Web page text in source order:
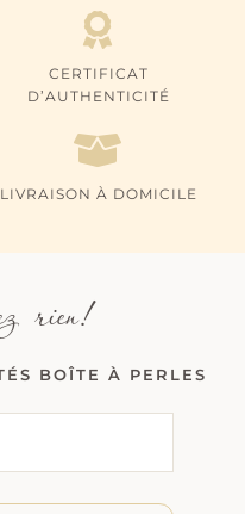
CERTIFICAT
D’AUTHENTICITÉ
LIVRAISON À DOMICILE
rien!
BOÎTE À PERLES